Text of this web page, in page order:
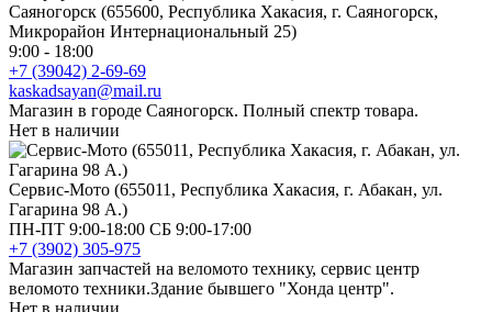
Саяногорск (655600, Республика Хакасия, г. Саяногорск,
Микрорайон Интернациональный 25)
9:00 - 18:00
+7 (39042) 2-69-69
kaskadsayan@mail.ru
Магазин в городе Саяногорск. Полный спектр товара.
Нет в наличии
Сервис-Мото (655011, Республика Хакасия, г. Абакан, ул.
Гагарина 98 А.)
ПН-ПТ 9:00-18:00 СБ 9:00-17:00
+7 (3902) 305-975
Магазин запчастей на веломото технику, сервис центр
веломото техники.Здание бывшего "Хонда центр".
Нет в наличии